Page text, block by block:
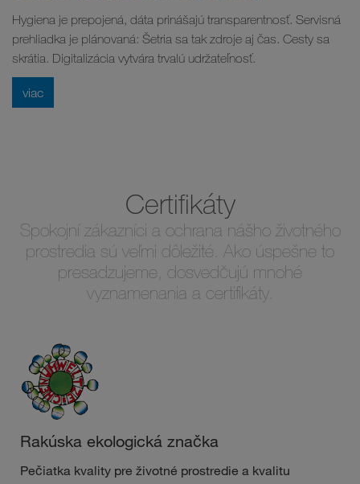
Hygiena je prepojená, dáta prinášajú transparentnosť. Servisná
prehliadka je plánovaná: Šetria sa tak zdroje aj čas. Cesty sa
skrátia. Digitalizácia vytvára trvalú udržateľnosť.
viac
Certifikáty
Spokojní zákazníci a ochrana nášho životného
prostredia sú veľmi dôležité. Ako úspešne to
presadzujeme, dosvedčujú mnohé
vyznamenania a certifikáty.
Rakúska ekologická značka
Pečiatka kvality pre životné prostredie a kvalitu